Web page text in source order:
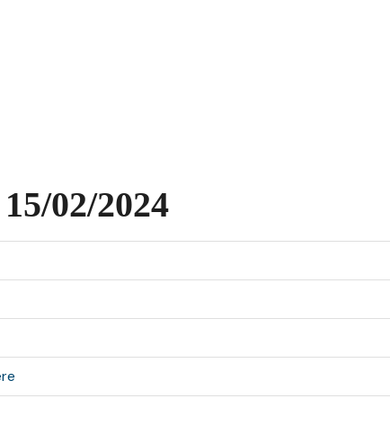
02/2024